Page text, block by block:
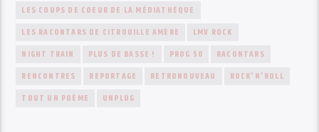
LES COUPS DE COEUR DE LA MÉDIATHÈQUE
LES RACONTARS DE CITROUILLE AMÈRE
LMV ROCK
NIGHT TRAIN
PLUS DE BASSE ! PROG 50
RACONTARS
RENCONTRES
REPORTAGE RETRONOUVEAU
ROCK'N'ROLL
TOUT UN POÈME
UNPLUG